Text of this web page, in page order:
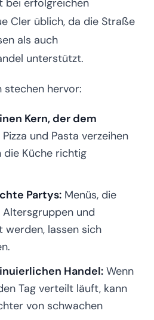
bei erfolgreichen
Cler üblich, da die Straße
als auch
unterstützt.
stechen hervor:
Kern, der dem
Pizza und Pasta verzeihen
die Küche richtig
Partys: Menüs, die
und
lassen sich
Handel: Wenn
Tag verteilt läuft, kann
von schwachen